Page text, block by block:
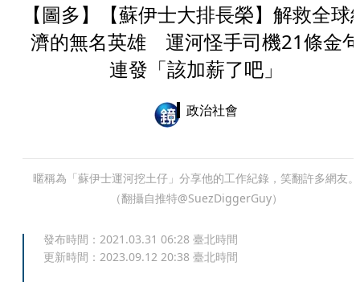
【圖多】【蘇伊士大排長榮】解救全球
濟的無名英雄 運河怪手司機21條金
連發「該加薪了吧」
政治社會
暱稱為「蘇伊士運河挖土仔」分享他的工作紀錄，笑翻許多網友。
（翻攝自推特@SuezDiggerGuy）
發布時間： 2021.03.31 06:28 臺北時間
更新時間： 2023.09.12 20:38 臺北時間